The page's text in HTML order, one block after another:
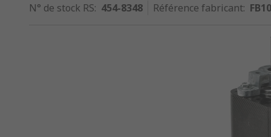
N° de stock RS: 454-8348 Référence fabricant: